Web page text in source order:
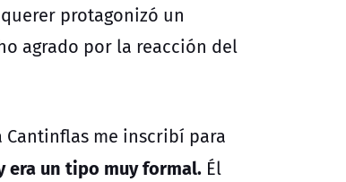
protagonizó un
agrado por la reacción del
me inscribí para
era un tipo muy formal. Él